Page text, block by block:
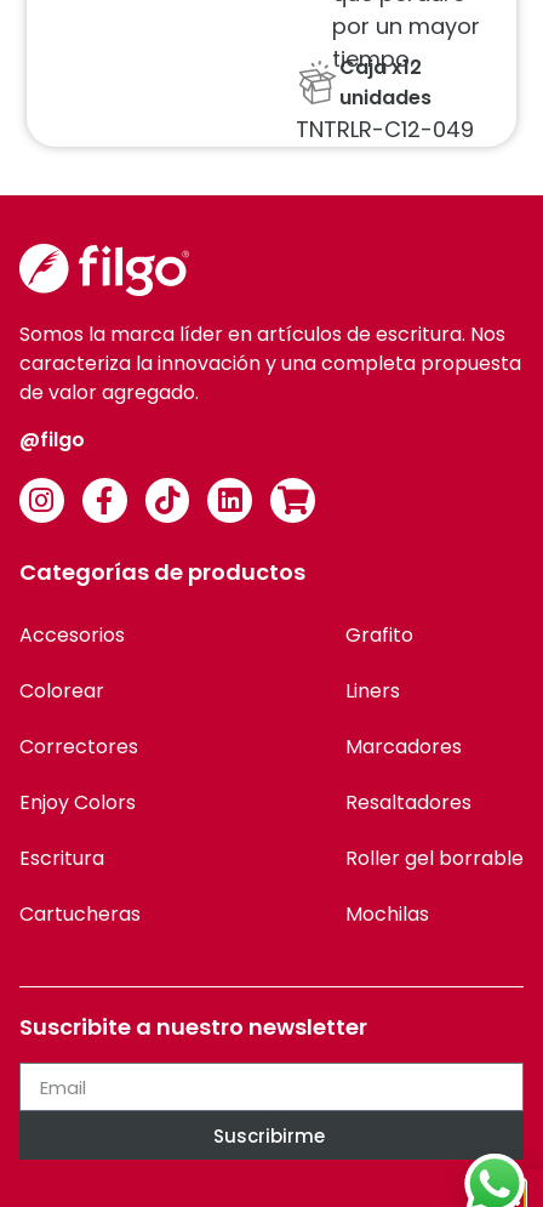
por un mayor
tiempo.
Caja x12
unidades
TNTRLR-C12-049
Somos la marca líder en artículos de escritura. Nos
caracteriza la innovación y una completa propuesta
de valor agregado.
@filgo
Categorías de productos
Accesorios
Colorear
Correctores
Enjoy Colors
Escritura
Cartucheras
Grafito
Liners
Marcadores
Resaltadores
Roller gel borrable
Mochilas
Suscribite a nuestro newsletter
Suscribirme